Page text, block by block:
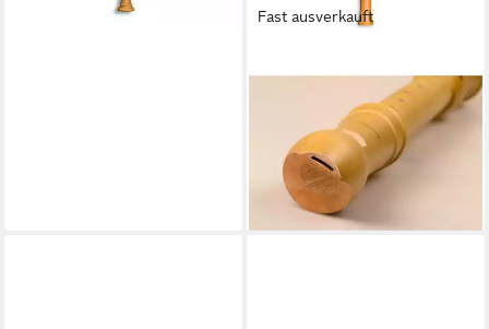
Fast ausverkauft
Blockflöte, 2206 Canta,
Blockflöten, Alt Blockflöten
(Barock), 2206 Canta - Alt
Blockflöte (Barock)
258,12 €
lieferbar - in 3-4 Werktagen bei dir